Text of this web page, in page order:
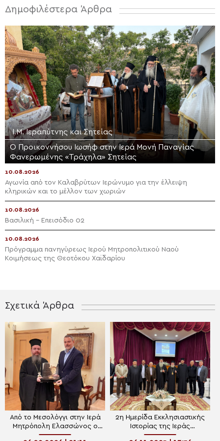
Δημοφιλέστερα Άρθρα
Ι.Μ. Ιεραπύτνης και Σητείας
Ο Προικοννήσου Ιωσήφ στην Ιερά Μονή Παναγίας
Φανερωμένης «Τράχηλα» Σητείας
10.08.2026
Αγωνία από τον Καλαβρύτων Ιερώνυμο για την έλλειψη
κληρικών και το μέλλον των χωριών
10.08.2026
Βασιλική – Επεισόδιο 02
10.08.2026
Πρόγραμμα πανηγύρεως Ιερού Μητροπολιτικού Ναού
Κοιμήσεως της Θεοτόκου Χαϊδαρίου
Σχετικά Άρθρα
Από το Μεσολόγγι στην Ιερά
Μητρόπολη Ελασσώνος ο
Σταυρός Ευλογίας του
2η Ημερίδα Εκκλησιαστικής
Ιστορίας της Ιεράς
Μητροπόλεως Ελασσώνος